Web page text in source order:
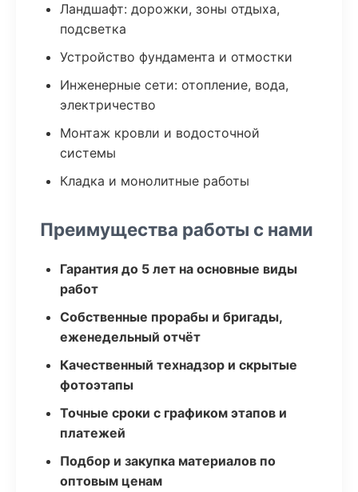
Ландшафт: дорожки, зоны отдыха,
подсветка
Устройство фундамента и отмостки
Инженерные сети: отопление, вода,
электричество
Монтаж кровли и водосточной
системы
Кладка и монолитные работы
Преимущества работы с нами
Гарантия до 5 лет на основные виды
работ
Собственные прорабы и бригады,
еженедельный отчёт
Качественный технадзор и скрытые
фотоэтапы
Точные сроки с графиком этапов и
платежей
Подбор и закупка материалов по
оптовым ценам